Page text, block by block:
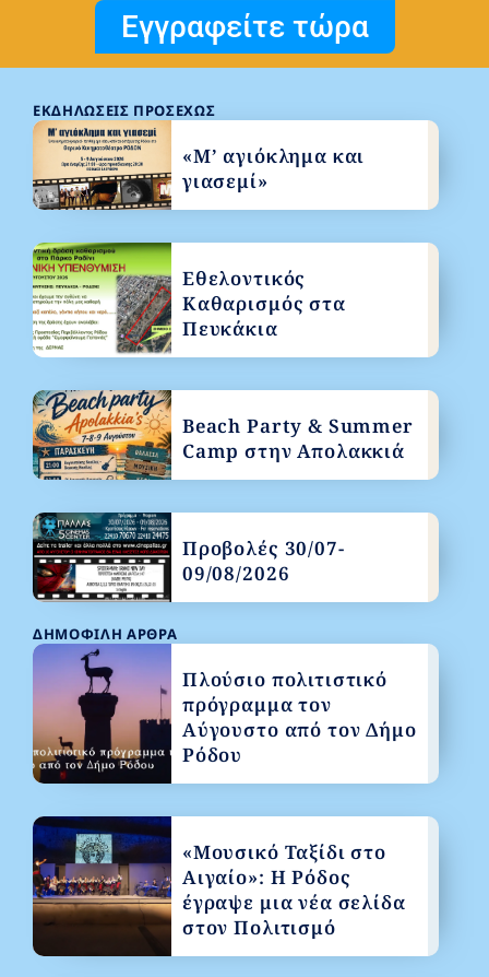
Εγγραφείτε τώρα
ΔΗΜΟΦΙΛΉ ΆΡΘΡΑ
Πλούσιο πολιτιστικό
πρόγραμμα τον
Αύγουστο από τον Δήμο
Ρόδου
«Μουσικό Ταξίδι στο
Αιγαίο»: Η Ρόδος
έγραψε μια νέα σελίδα
στον Πολιτισμό
ΕΚΔΗΛΏΣΕΙΣ ΠΡΟΣΕΧΏΣ
«Μ’ αγιόκλημα και
γιασεμί»
Εθελοντικός
Καθαρισμός στα
Πευκάκια
Beach Party & Summer
Camp στην Απολακκιά
Προβολές 30/07-
09/08/2026